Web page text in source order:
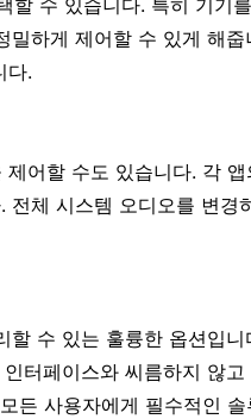
수 있습니다. 특히 기기
밀하게 제어할 수 있게 해
다.
어할 수도 있습니다. 각
체 시스템 오디오를 변경
할 수 있는 훌륭한 옵션입
터페이스와 씨름하지 않
든 사용자에게 필수적인 솔